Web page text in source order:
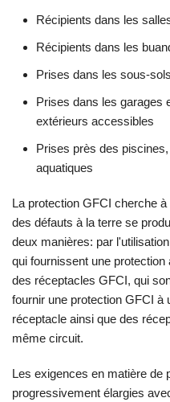
Récipients dans les
Récipients dans les
Prises dans les sous-
Prises dans les garages
extérieurs accessibles
Prises près des
aquatiques
La protection GFCI cherche
des défauts à la terre se
deux manières: par
qui fournissent une
des réceptacles GFCI, qui
fournir une protection GFCI à
réceptacle ainsi que des
même circuit.
Les exigences en matière de
progressivement élargies